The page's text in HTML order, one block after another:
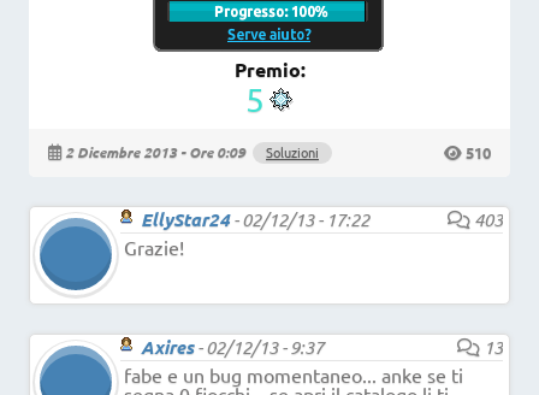
Premio:
5
2 Dicembre 2013 - Ore 0:09 Soluzioni 510
EllyStar24-02/12/13 - 17:22
403
Grazie!
Axires-02/12/13 - 9:37
13
fabe e un bug momentaneo... anke se ti